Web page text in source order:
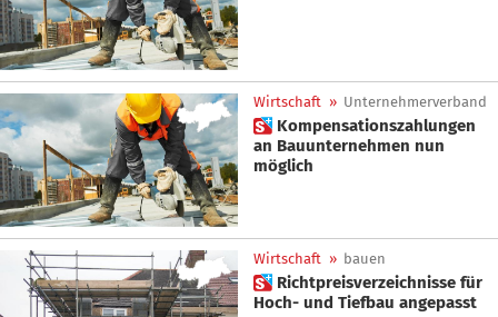
Wirtschaft » Unternehmerverband
 Kompensationszahlungen
an Bauunternehmen nun
möglich
Wirtschaft » bauen
 Richtpreisverzeichnisse für
Hoch- und Tiefbau angepasst